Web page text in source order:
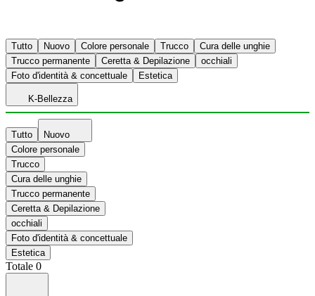
Tutto Nuovo Colore personale Trucco
Cura delle unghie
Trucco permanente
Ceretta & Depilazione
occhiali
Foto d'identità & concettuale
Estetica
K-Bellezza
Tutto
Nuovo
Colore personale
Trucco
Cura delle unghie
Trucco permanente
Ceretta & Depilazione
occhiali
Foto d'identità & concettuale
Estetica
Totale 0